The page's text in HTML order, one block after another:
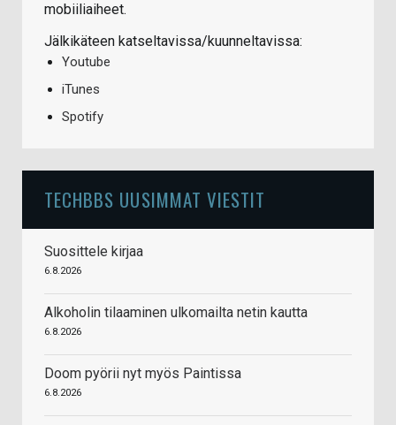
mobiiliaiheet.
Jälkikäteen katseltavissa/kuunneltavissa:
Youtube
iTunes
Spotify
TECHBBS UUSIMMAT VIESTIT
Suosittele kirjaa
6.8.2026
Alkoholin tilaaminen ulkomailta netin kautta
6.8.2026
Doom pyörii nyt myös Paintissa
6.8.2026